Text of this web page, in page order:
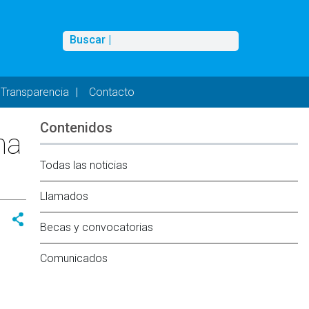
Buscar
Buscar |
Transparencia Contacto
Contenidos
Todas las noticias
Llamados
Becas y convocatorias
Comunicados